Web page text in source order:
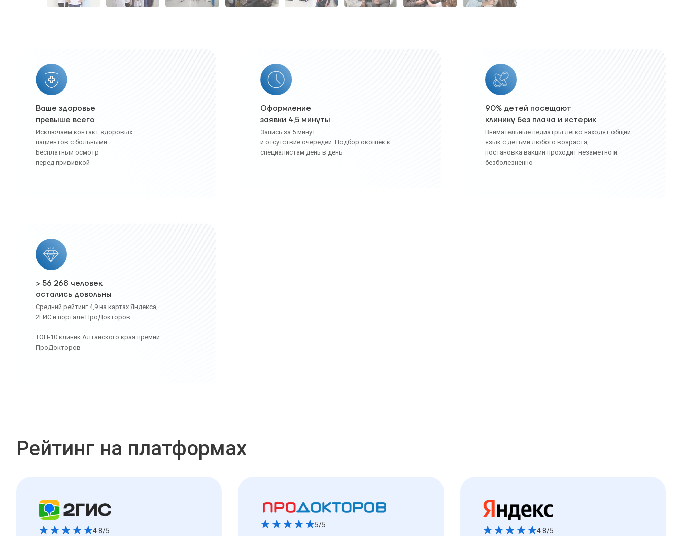
Ваше здоровье
превыше всего
Исключаем контакт здоровых
пациентов с больными.
Бесплатный осмотр
перед прививкой
Оформление
заявки 4,5 минуты
Запись за 5 минут
и отсутствие очередей. Подбор окошек к
специалистам день в день
90% детей посещают
клинику без плача и истерик
Внимательные педиатры легко находят общий
язык с детьми любого возраста,
постановка вакцин проходит незаметно и
безболезненно
> 56 268 человек
остались довольны
Средний рейтинг 4,9 на картах Яндекса,
2ГИС и портале ПроДокторов
ТОП-10 клиник Алтайского края премии
ПроДокторов
Рейтинг на платформах
4.8/5
5/5
4.8/5